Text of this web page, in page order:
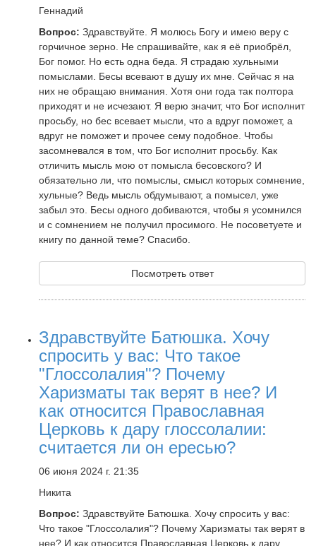
Геннадий
Вопрос: Здравствуйте. Я молюсь Богу и имею веру с
горчичное зерно. Не спрашивайте, как я её приобрёл,
Бог помог. Но есть одна беда. Я страдаю хульными
помыслами. Бесы всевают в душу их мне. Сейчас я на
них не обращаю внимания. Хотя они года так полтора
приходят и не исчезают. Я верю значит, что Бог исполнит
просьбу, но бес всевает мысли, что а вдруг поможет, а
вдруг не поможет и прочее сему подобное. Чтобы
засомневался в том, что Бог исполнит просьбу. Как
отличить мысль мою от помысла бесовского? И
обязательно ли, что помыслы, смысл которых сомнение,
хульные? Ведь мысль обдумывают, а помысел, уже
забыл это. Бесы одного добиваются, чтобы я усомнился
и с сомнением не получил просимого. Не посоветуете и
книгу по данной теме? Спасибо.
Посмотреть ответ
Здравствуйте Батюшка. Хочу
спросить у вас: Что такое
"Глоссолалия"? Почему
Харизматы так верят в нее? И
как относится Православная
Церковь к дару глоссолалии:
считается ли он ересью?
06 июня 2024 г. 21:35
Никита
Вопрос: Здравствуйте Батюшка. Хочу спросить у вас:
Что такое "Глоссолалия"? Почему Харизматы так верят в
нее? И как относится Православная Церковь к дару